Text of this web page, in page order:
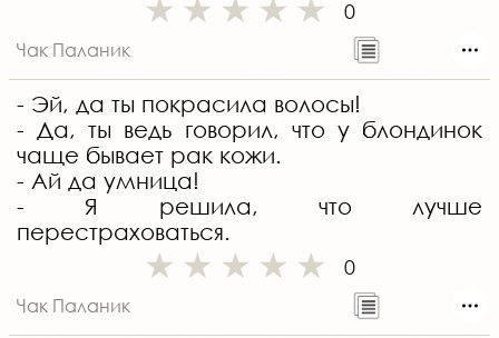
0
Чак Паланик
- Эй, да ты покрасила волосы!
- Да, ты ведь говорил, что у блондинок
чаще бывает рак кожи.
- Ай да умница!
- Я решила, что лучше
перестраховаться.
0
Чак Паланик